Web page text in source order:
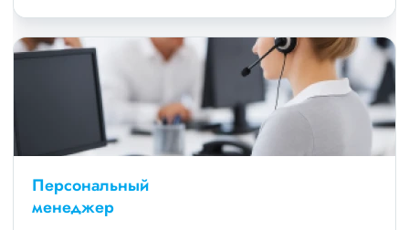
Персональный
менеджер